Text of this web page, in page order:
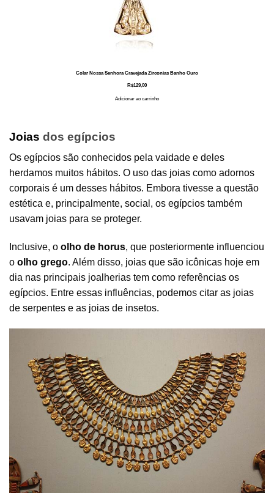
Colar Nossa Senhora Cravejada Zirconias Banho Ouro
R$129,00
Adicionar ao carrinho
Joias dos egípcios
Os egípcios são conhecidos pela vaidade e deles
herdamos muitos hábitos. O uso das joias como adornos
corporais é um desses hábitos. Embora tivesse a questão
estética e, principalmente, social, os egípcios também
usavam joias para se proteger.
Inclusive, o olho de horus, que posteriormente influenciou
o olho grego. Além disso, joias que são icônicas hoje em
dia nas principais joalherias tem como referências os
egípcios. Entre essas influências, podemos citar as joias
de serpentes e as joias de insetos.